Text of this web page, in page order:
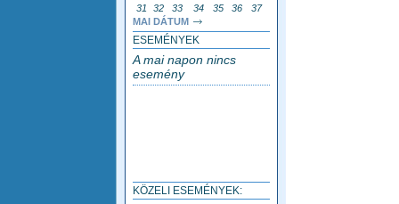
31
32 33 34 35 36
37
MAI DÁTUM
ESEMÉNYEK
A mai napon nincs
esemény
KÖZELI ESEMÉNYEK: